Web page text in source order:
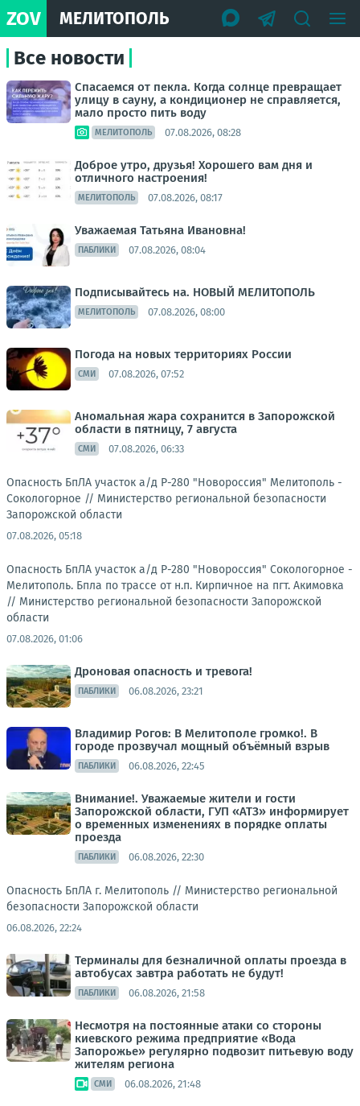
ZOV МЕЛИТОПОЛЬ
Все новости
Спасаемся от пекла. Когда солнце превращает
улицу в сауну, а кондиционер не справляется,
мало просто пить воду
МЕЛИТОПОЛЬ 07.08.2026, 08:28
Доброе утро, друзья! Хорошего вам дня и
отличного настроения!
МЕЛИТОПОЛЬ 07.08.2026, 08:17
Уважаемая Татьяна Ивановна!
ПАБЛИКИ 07.08.2026, 08:04
Подписывайтесь на. НОВЫЙ МЕЛИТОПОЛЬ
МЕЛИТОПОЛЬ 07.08.2026, 08:00
Погода на новых территориях России
СМИ 07.08.2026, 07:52
Аномальная жара сохранится в Запорожской
области в пятницу, 7 августа
СМИ 07.08.2026, 06:33
Опасность БпЛА участок а/д Р-280 "Новороссия" Мелитополь -
Сокологорное // Министерство региональной безопасности
Запорожской области
07.08.2026, 05:18
Опасность БпЛА участок а/д Р-280 "Новороссия" Сокологорное -
Мелитополь. Бпла по трассе от н.п. Кирпичное на пгт. Акимовка
// Министерство региональной безопасности Запорожской
области
07.08.2026, 01:06
Дроновая опасность и тревога!
ПАБЛИКИ 06.08.2026, 23:21
Владимир Рогов: В Мелитополе громко!. В
городе прозвучал мощный объёмный взрыв
ПАБЛИКИ 06.08.2026, 22:45
Внимание!. Уважаемые жители и гости
Запорожской области, ГУП «АТЗ» информирует
о временных изменениях в порядке оплаты
проезда
ПАБЛИКИ 06.08.2026, 22:30
Опасность БпЛА г. Мелитополь // Министерство региональной
безопасности Запорожской области
06.08.2026, 22:24
Терминалы для безналичной оплаты проезда в
автобусах завтра работать не будут!
ПАБЛИКИ 06.08.2026, 21:58
Несмотря на постоянные атаки со стороны
киевского режима предприятие «Вода
Запорожье» регулярно подвозит питьевую воду
жителям региона
СМИ 06.08.2026, 21:48